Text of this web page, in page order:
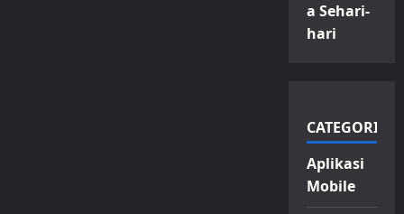
a Sehari-
hari
CATEGORIES
Aplikasi
Mobile